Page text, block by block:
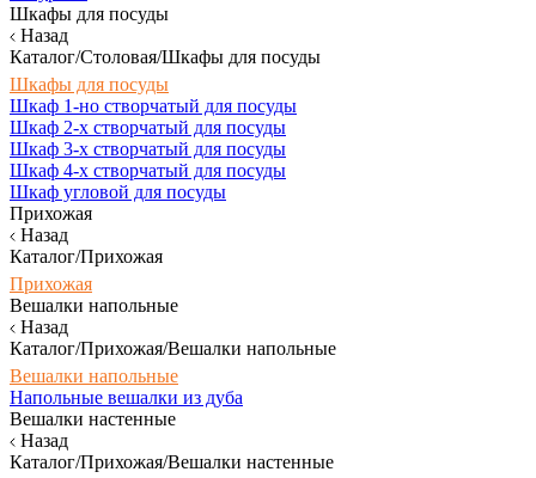
Шкафы для посуды
Назад
Каталог/Столовая/Шкафы для посуды
Шкафы для посуды
Шкаф 1-но створчатый для посуды
Шкаф 2-х створчатый для посуды
Шкаф 3-х створчатый для посуды
Шкаф 4-х створчатый для посуды
Шкаф угловой для посуды
Прихожая
Назад
Каталог/Прихожая
Прихожая
Вешалки напольные
Назад
Каталог/Прихожая/Вешалки напольные
Вешалки напольные
Напольные вешалки из дуба
Вешалки настенные
Назад
Каталог/Прихожая/Вешалки настенные